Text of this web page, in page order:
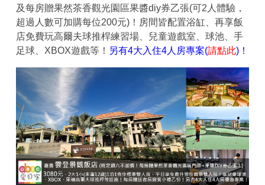
及每房贈果然茶香觀光園區果醬diy券乙張(可2人體驗，
超過人數可加購每位200元)！房間皆配置浴缸、再享飯
店免費玩高爾夫球推桿練習場、兒童遊戲室、球池、手
足球、XBOX遊戲等！ 另有4大入住4人房專案(請點此)！